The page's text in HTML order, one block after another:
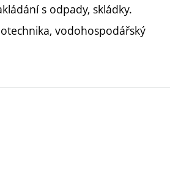
s odpady, skládky.
vodohospodářský